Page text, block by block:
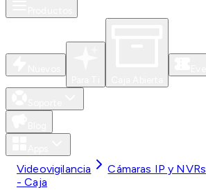
Videovigilancia Cámaras IP y NVRs
- Caja